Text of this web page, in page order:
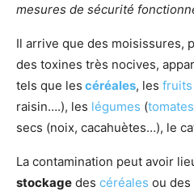
mesures de sécurité
Il arrive que des moisissures,
des toxines très nocives,
tels que les céréales, les fruits
raisin….), les légumes (tomates
secs (noix, cacahuètes…), le
La contamination peut avoir
stockage des céréales ou des